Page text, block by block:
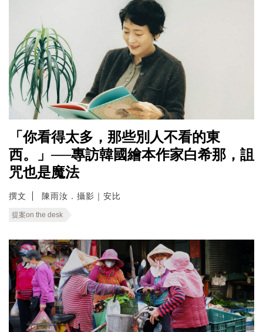
「你看得太多，那些別人不看的東
西。」──專訪韓國繪本作家白希那，詛
咒也是魔法
撰文 陳雨汝．攝影｜安比
提案on the desk